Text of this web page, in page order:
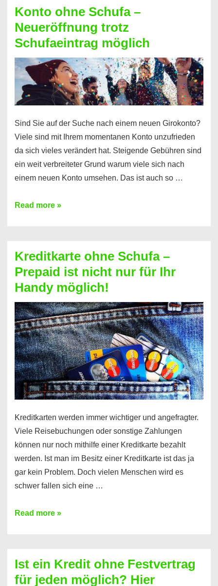
Sie
einen
Kredit
ohne
Einkommensnachweis
Konto ohne Schufa –
Neueröffnung trotz
Schufaeintrag möglich
Sind Sie auf der Suche nach einem neuen Girokonto?
Viele sind mit Ihrem momentanen Konto unzufrieden
da sich vieles verändert hat. Steigende Gebühren sind
ein weit verbreiteter Grund warum viele sich nach
einem neuen Konto umsehen. Das ist auch so …
Konto
Neueröffnung
trotz
Schufaeintrag
möglich
Read more »
Kreditkarte ohne Schufa –
Prepaid ist nicht nur für Ihr
Handy möglich!
Kreditkarten werden immer wichtiger und angefragter.
Viele Reisebuchungen oder sonstige Zahlungen
können nur noch mithilfe einer Kreditkarte bezahlt
werden. Ist man im Besitz einer Kreditkarte ist das ja
gar kein Problem. Doch vielen Menschen wird es
schwer fallen sich eine …
Kreditkarte
Prepaid
ist
Read more »
Ist ein Kredit ohne Festvertrag
für jeden möglich? Hier